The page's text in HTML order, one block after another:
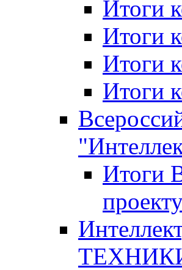
Итоги
Итоги
Итоги
Итоги
Итоги